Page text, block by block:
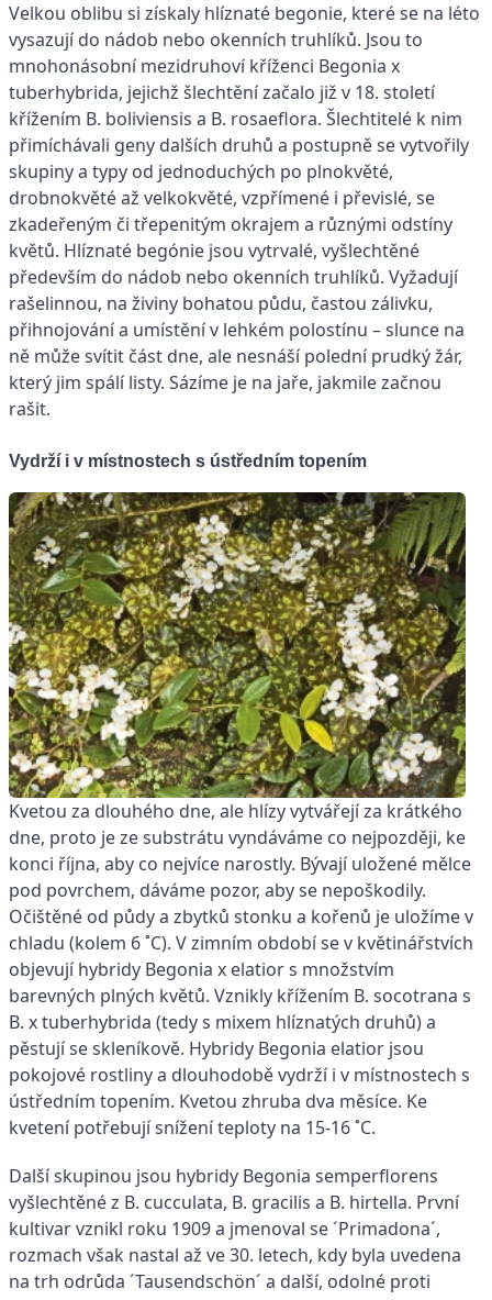
Velkou oblibu si získaly hlíznaté begonie, které se na léto
vysazují do nádob nebo okenních truhlíků. Jsou to
mnohonásobní mezidruhoví kříženci Begonia x
tuberhybrida, jejichž šlechtění začalo již v 18. století
křížením B. boliviensis a B. rosaeflora. Šlechtitelé k nim
přimíchávali geny dalších druhů a postupně se vytvořily
skupiny a typy od jednoduchých po plnokvěté,
drobnokvěté až velkokvěté, vzpřímené i převislé, se
zkadeřeným či třepenitým okrajem a různými odstíny
květů. Hlíznaté begónie jsou vytrvalé, vyšlechtěné
především do nádob nebo okenních truhlíků. Vyžadují
rašelinnou, na živiny bohatou půdu, častou zálivku,
přihnojování a umístění v lehkém polostínu – slunce na
ně může svítit část dne, ale nesnáší polední prudký žár,
který jim spálí listy. Sázíme je na jaře, jakmile začnou
rašit.
Vydrží i v místnostech s ústředním topením
Kvetou za dlouhého dne, ale hlízy vytvářejí za krátkého
dne, proto je ze substrátu vyndáváme co nejpozději, ke
konci října, aby co nejvíce narostly. Bývají uložené mělce
pod povrchem, dáváme pozor, aby se nepoškodily.
Očištěné od půdy a zbytků stonku a kořenů je uložíme v
chladu (kolem 6 ˚C). V zimním období se v květinářstvích
objevují hybridy Begonia x elatior s množstvím
barevných plných květů. Vznikly křížením B. socotrana s
B. x tuberhybrida (tedy s mixem hlíznatých druhů) a
pěstují se skleníkově. Hybridy Begonia elatior jsou
pokojové rostliny a dlouhodobě vydrží i v místnostech s
ústředním topením. Kvetou zhruba dva měsíce. Ke
kvetení potřebují snížení teploty na 15-16 ˚C.
Další skupinou jsou hybridy Begonia semperflorens
vyšlechtěné z B. cucculata, B. gracilis a B. hirtella. První
kultivar vznikl roku 1909 a jmenoval se ´Primadona´,
rozmach však nastal až ve 30. letech, kdy byla uvedena
na trh odrůda ´Tausendschön´ a další, odolné proti